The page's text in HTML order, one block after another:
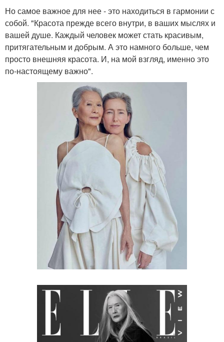
Но самое важное для нее - это находиться в гармонии с
собой. "Красота прежде всего внутри, в ваших мыслях и
вашей душе. Каждый человек может стать красивым,
притягательным и добрым. А это намного больше, чем
просто внешняя красота. И, на мой взгляд, именно это
по-настоящему важно".